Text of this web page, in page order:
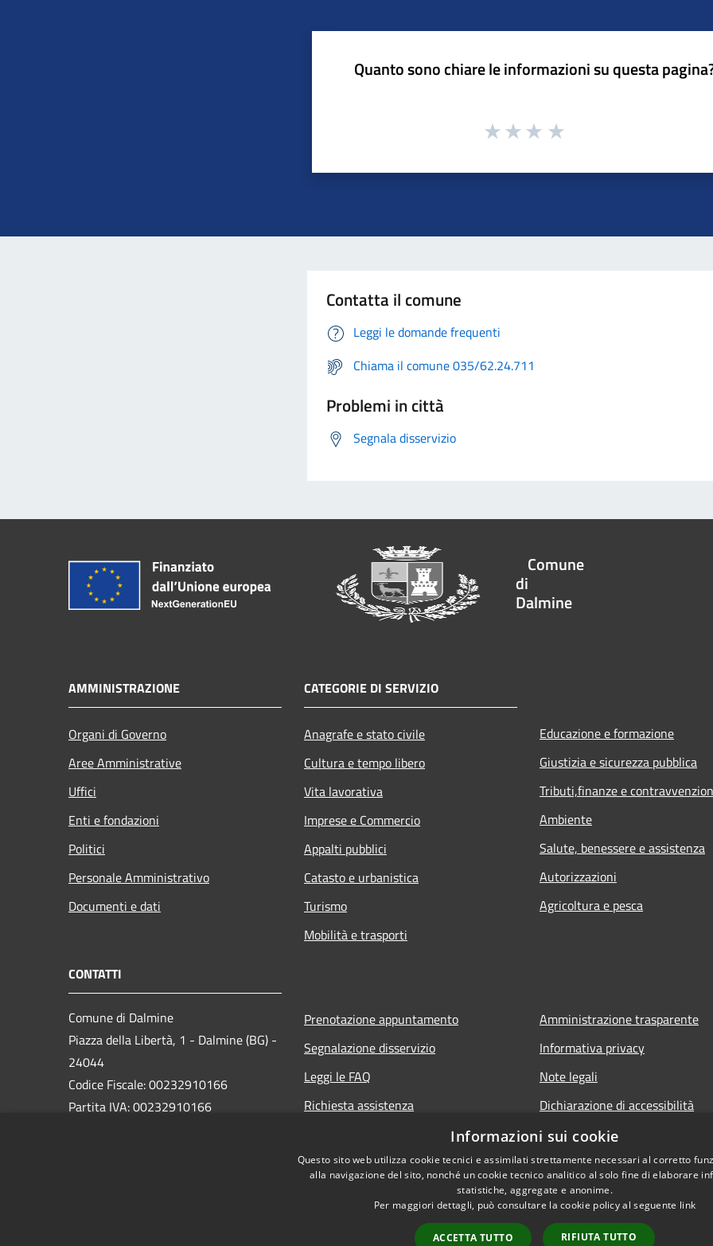
Quanto sono chiare le informazioni su questa
Contatta il comune
Leggi le domande frequenti
Chiama il comune 035/62.24.711
Problemi in città
Segnala disservizio
Comune
di
Dalmine
AMMINISTRAZIONE
Organi di Governo
Aree Amministrative
Uffici
Enti e fondazioni
Politici
Personale Amministrativo
Documenti e dati
CATEGORIE DI SERVIZIO
Anagrafe e stato civile
Cultura e tempo libero
Vita lavorativa
Imprese e Commercio
Appalti pubblici
Catasto e urbanistica
Turismo
Mobilità e trasporti
Educazione e formazione
Giustizia e sicurezza pubblica
Tributi,finanze e
Ambiente
Salute, benessere e assistenza
Autorizzazioni
Agricoltura e pesca
CONTATTI
Comune di Dalmine
Piazza della Libertà, 1 - Dalmine (BG) -
24044
Codice Fiscale: 00232910166
Partita IVA: 00232910166
Prenotazione appuntamento
Segnalazione disservizio
Leggi le FAQ
Richiesta assistenza
Amministrazione trasparente
Informativa privacy
Note legali
Dichiarazione di accessibilità
Piano di miglioramento del sito
Informazioni sui cookie
Questo sito web utilizza cookie tecnici e assimilati strettamente necessari al corretto
alla navigazione del sito, nonché un cookie tecnico analitico al solo fine di elaborare
statistiche, aggregate e anonime.
Per maggiori dettagli, può consultare la cookie policy al seguente link
ACCETTA TUTTO RIFIUTA TUTTO